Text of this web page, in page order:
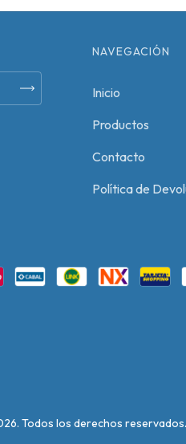
NAVEGACIÓN
Inicio
Productos
Contacto
Política de
Todos los derechos reservados.